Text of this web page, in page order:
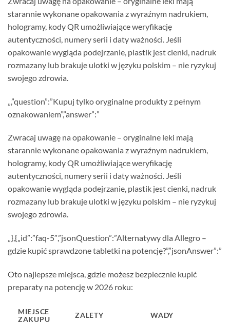
starannie wykonane opakowania z wyraźnym nadrukiem,
hologramy, kody QR umożliwiające weryfikację
autentyczności, numery serii i daty ważności. Jeśli
opakowanie wygląda podejrzanie, plastik jest cienki, nadruk
rozmazany lub brakuje ulotki w języku polskim – nie ryzykuj
swojego zdrowia.
„,”question”:”Kupuj tylko oryginalne produkty z pełnym
oznakowaniem”,”answer”:”
Zwracaj uwagę na opakowanie – oryginalne leki mają
starannie wykonane opakowania z wyraźnym nadrukiem,
hologramy, kody QR umożliwiające weryfikację
autentyczności, numery serii i daty ważności. Jeśli
opakowanie wygląda podejrzanie, plastik jest cienki, nadruk
rozmazany lub brakuje ulotki w języku polskim – nie ryzykuj
swojego zdrowia.
„},{„id”:”faq-5″,”jsonQuestion”:”Alternatywy dla Allegro –
gdzie kupić sprawdzone tabletki na potencję?”,”jsonAnswer”:”
Oto najlepsze miejsca, gdzie możesz bezpiecznie kupić
preparaty na potencję w 2026 roku:
MIEJSCE
ZAKUPU
ZALETY WADY